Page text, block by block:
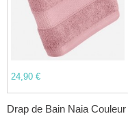
24,90 €
Drap de Bain Naia Couleur